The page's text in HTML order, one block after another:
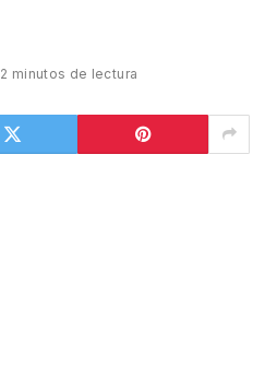
2 minutos de lectura